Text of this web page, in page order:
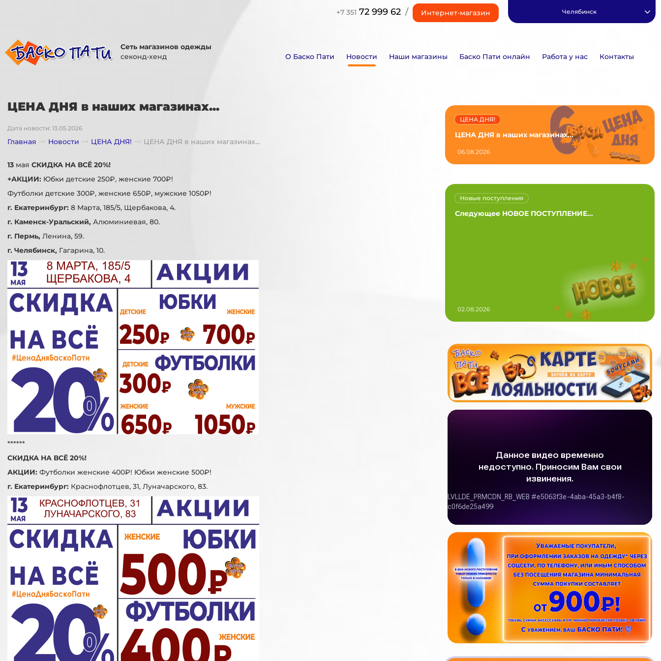
+7 351 72 999 62 / Интернет-магазин Челябинск
Сеть магазинов одежды
секонд-хенд
О Баско Пати Новости Наши магазины Баско Пати онлайн Работа у нас Контакты
ЦЕНА ДНЯ в наших магазинах...
Дата новости: 13.05.2026
Главная Новости ЦЕНА ДНЯ! ЦЕНА ДНЯ в наших магазинах...
13 мая СКИДКА НА ВСЁ 20%!
+АКЦИИ: Юбки детские 250₽, женские 700₽!
Футболки детские 300₽, женские 650₽, мужские 1050₽!
г. Екатеринбург: 8 Марта, 185/5, Щербакова, 4.
г. Каменск-Уральский, Алюминиевая, 80.
г. Пермь, Ленина, 59.
г. Челябинск, Гагарина, 10.
******
СКИДКА НА ВСЁ 20%!
АКЦИИ: Футболки женские 400₽! Юбки женские 500₽!
г. Екатеринбург: Краснофлотцев, 31, Луначарского, 83.
ЦЕНА ДНЯ в наших магазинах...
ЦЕНА ДНЯ!
06.08.2026
Следующее НОВОЕ ПОСТУПЛЕНИЕ...
Новые поступления
02.08.2026